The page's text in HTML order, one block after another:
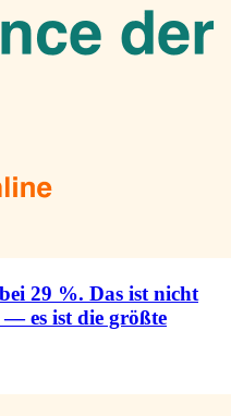
29 %. Das ist nicht
— es ist die größte